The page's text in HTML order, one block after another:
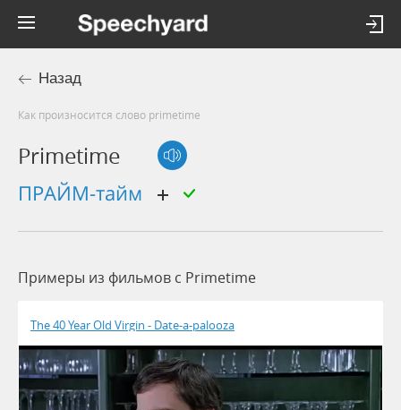
Назад
Как произносится слово primetime
Primetime
пРАЙМ-тайм
Примеры из фильмов c Primetime
The 40 Year Old Virgin - Date-a-palooza